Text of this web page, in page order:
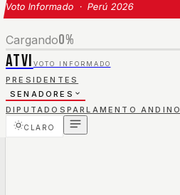
Voto Informado · Perú 2026
Cargando0%
ATVI VOTO INFORMADO
PRESIDENTES
SENADORES
DIPUTADOS PARLAMENTO ANDINO
CLARO